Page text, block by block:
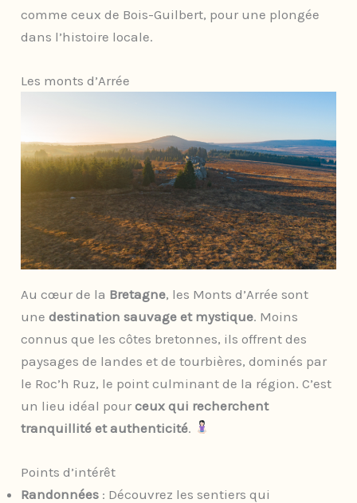
comme ceux de Bois-Guilbert, pour une plongée
dans l’histoire locale.
Les monts d’Arrée
Au cœur de la Bretagne, les Monts d’Arrée sont
unedestination sauvage et mystique. Moins
connus que les côtes bretonnes, ils offrent des
paysages de landes et de tourbières, dominés par
le Roc’h Ruz, le point culminant de la région. C’est
un lieu idéal pourceux qui recherchent
tranquillité et authenticité.
Points d’intérêt
Randonnées : Découvrez les sentiers qui